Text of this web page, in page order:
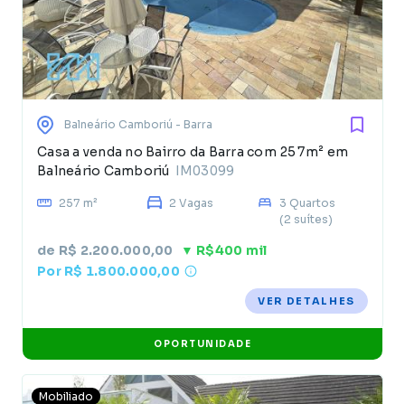
Balneário Camboriú - Barra
Casa a venda no Bairro da Barra com 257m² em
Balneário Camboriú IM03099
257 m² 2 Vagas
3 Quartos
(2 suítes)
de R$ 2.200.000,00
▼ R$400 mil
Por R$ 1.800.000,00
VER DETALHES
OPORTUNIDADE
Mobiliado